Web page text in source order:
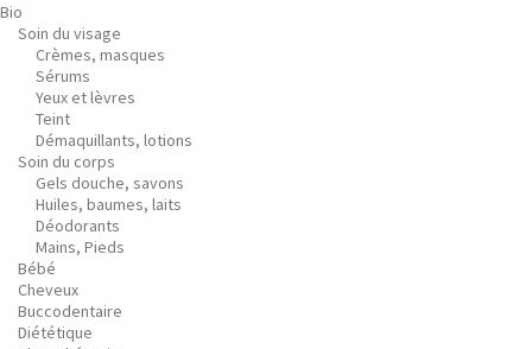
Bio
Soin du visage
Crèmes, masques
Sérums
Yeux et lèvres
Teint
Démaquillants, lotions
Soin du corps
Gels douche, savons
Huiles, baumes, laits
Déodorants
Mains, Pieds
Bébé
Cheveux
Buccodentaire
Diététique